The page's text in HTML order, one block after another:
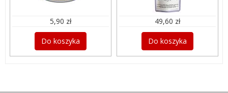
5,90 zł
Do koszyka
49,60 zł
Do koszyka